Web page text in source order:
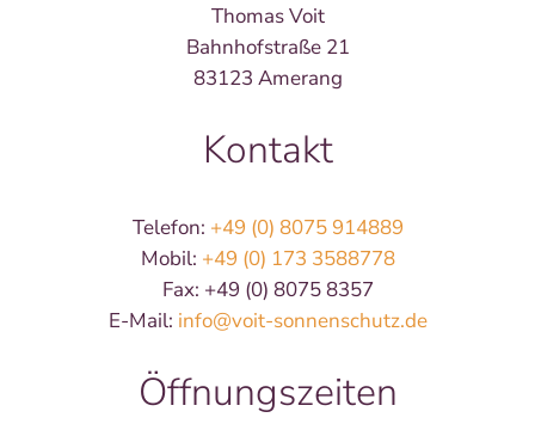
Thomas Voit
Bahnhofstraße 21
83123 Amerang
Kontakt
Telefon: +49 (0) 8075 914889
Mobil: +49 (0) 173 3588778
Fax: +49 (0) 8075 8357
E-Mail: info@voit-sonnenschutz.de
Öffnungszeiten